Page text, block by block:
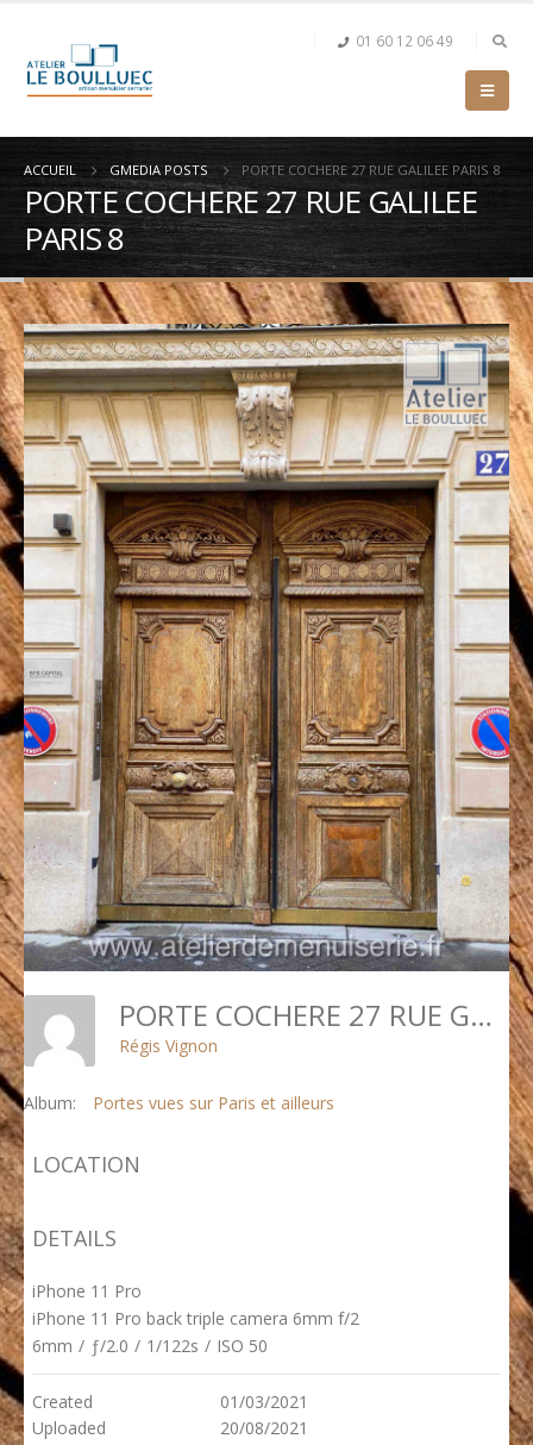
01 60 12 06 49
ACCUEIL GMEDIA POSTS PORTE COCHERE 27 RUE GALILEE PARIS 8
PORTE COCHERE 27 RUE GALILEE
PARIS 8
PORTE COCHERE 27 RUE GALILEE PARIS 8
Régis Vignon
Album: Portes vues sur Paris et ailleurs
LOCATION
DETAILS
iPhone 11 Pro
iPhone 11 Pro back triple camera 6mm f/2
6mm / ƒ/2.0 / 1/122s / ISO 50
Created
01/03/2021
Uploaded
20/08/2021